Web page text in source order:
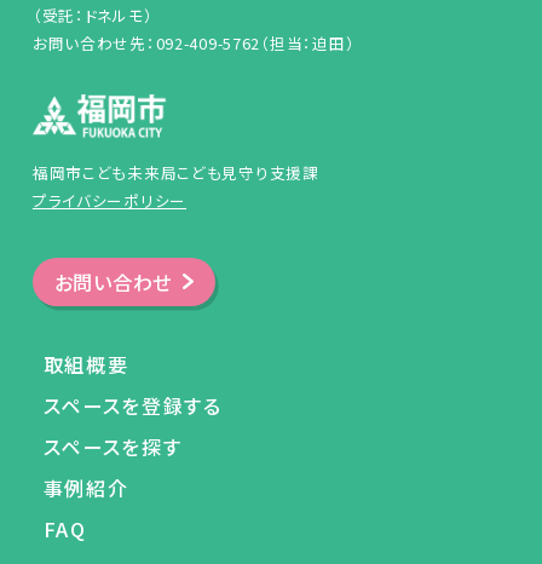
（受託：ドネルモ）
お問い合わせ先：092-409-5762（担当：迫田）
福岡市こども未来局こども見守り支援課
プライバシーポリシー
お問い合わせ
取組概要
スペースを登録する
スペースを探す
事例紹介
FAQ